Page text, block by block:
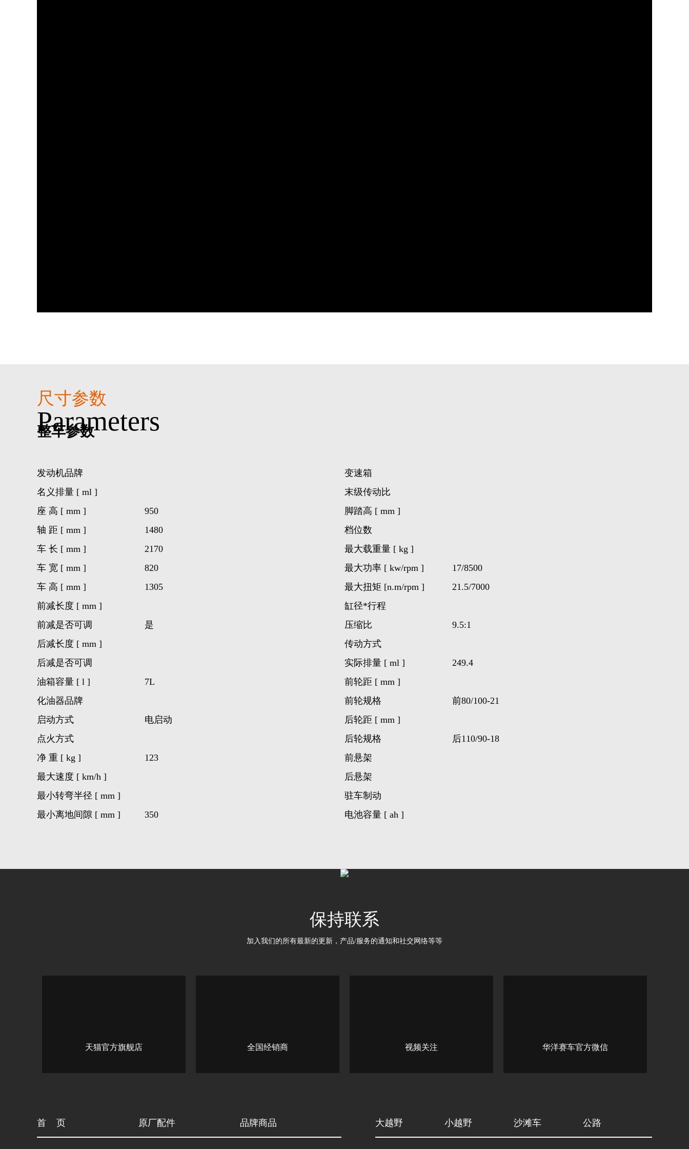
尺寸参数
parameters
整车参数
发动机品牌
名义排量 [ ml ]
座 高 [ mm ]
950
轴 距 [ mm ]
1480
车 长 [ mm ]
2170
车 宽 [ mm ]
820
车 高 [ mm ]
1305
前减长度 [ mm ]
前减是否可调
是
后减长度 [ mm ]
后减是否可调
油箱容量 [ l ]
7l
化油器品牌
启动方式
电启动
点火方式
净 重 [ kg ]
123
最大速度 [ km/h ]
最小转弯半径 [ mm ]
最小离地间隙 [ mm ]
350
变速箱
末级传动比
脚踏高 [ mm ]
档位数
最大载重量 [ kg ]
最大功率 [ kw/rpm ]
17/8500
最大扭矩 [nm/rpm ]
215/7000
缸径行程
压缩比
951
传动方式
实际排量 [ ml ]
2494
前轮距 [ mm ]
前轮规格
前80/100-21
后轮距 [ mm ]
后轮规格
后110/90-18
前悬架
后悬架
驻车制动
电池容量 [ ah ]
保持联系
加入我们的所有最新的更新产品/服务的通知和社交网络等等
天猫官方旗舰店 全国经销商 视频关注 华洋赛车官方微信
首 页 原厂配件 品牌商品 大越野 小越野 沙滩车 公路